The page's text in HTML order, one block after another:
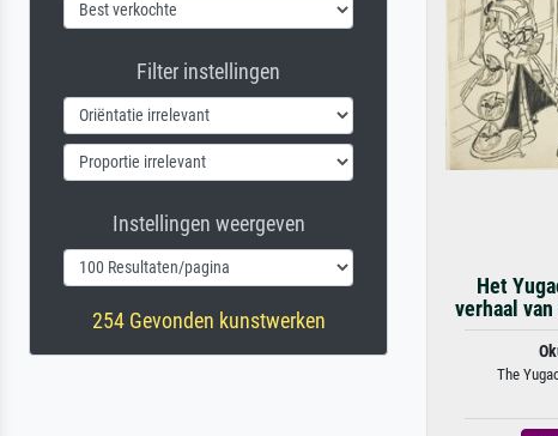
Filter instellingen
Instellingen weergeven
254 Gevonden kunstwerken
Het
verhaal
The